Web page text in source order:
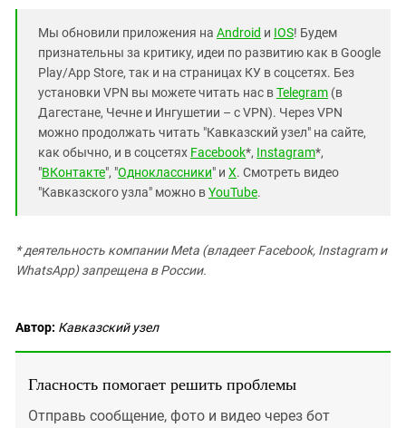
Мы обновили приложения на Android и IOS! Будем
признательны за критику, идеи по развитию как в Google
Play/App Store, так и на страницах КУ в соцсетях. Без
установки VPN вы можете читать нас вTelegram (в
Дагестане, Чечне и Ингушетии – с VPN). Через VPN
можно продолжать читать "Кавказский узел" на сайте,
как обычно, и в соцсетях Facebook*, Instagram*,
"ВКонтакте", "Одноклассники" и X. Смотреть видео
"Кавказского узла" можно вYouTube.
* деятельность компании Meta (владеет Facebook, Instagram и
WhatsApp) запрещена в России.
Автор: Кавказский узел
Гласность помогает решить проблемы
Отправь сообщение, фото и видео через бот